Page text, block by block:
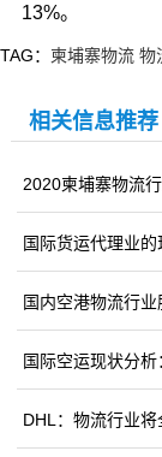
13%。
TAG： 柬埔寨物流 物
相关信息推荐
2020柬埔寨物流
国际货运代理业的
国内空港物流行业
国际空运现状分
DHL：物流行业